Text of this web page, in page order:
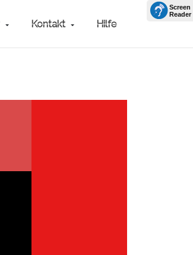
Kontakt Hilfe